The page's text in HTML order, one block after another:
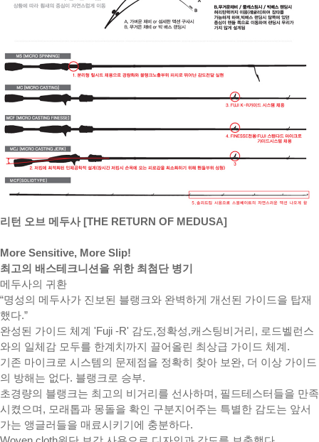
리턴 오브 메두사 [THE RETURN OF MEDUSA]
More Sensitive, More Slip!
최고의 배스테크니션을 위한 최첨단 병기
메두사의 귀환
“명성의 메두사가 진보된 블랭크와 완벽하게 개선된 가이드을 탑재
했다.”
완성된 가이드 체계 'Fuji -R' 감도,정확성,캐스팅비거리, 로드벨런스
와의 일체감 모두를 한계치까지 끌어올린 최상급 가이드 체계.
기존 마이크로 시스템의 문제점을 정확히 찾아 보완, 더 이상 가이드
의 방해는 없다. 블랭크로 승부.
초경량의 블랭크는 최고의 비거리를 선사하며, 필드테스터들을 만족
시켰으며, 모래톱과 몽돌을 확인 구분지어주는 특별한 감도는 앞서
가는 앵글러들을 매료시키기에 충분하다.